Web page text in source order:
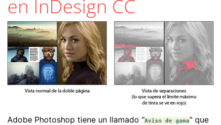
en InDesign CC
Adobe Photoshop tiene un llamado "Aviso de gama" que